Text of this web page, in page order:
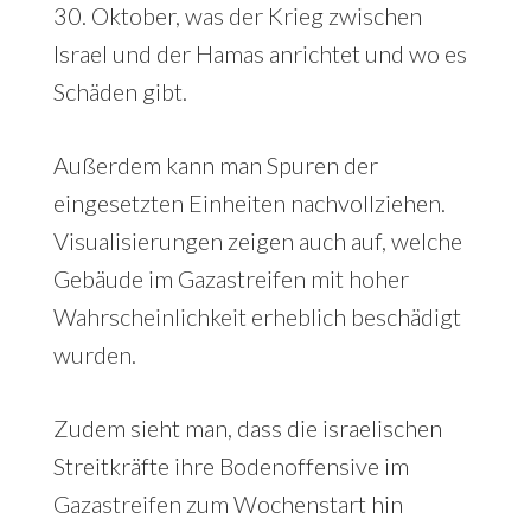
30. Oktober, was der Krieg zwischen
Israel und der Hamas anrichtet und wo es
Schäden gibt.
Außerdem kann man Spuren der
eingesetzten Einheiten nachvollziehen.
Visualisierungen zeigen auch auf, welche
Gebäude im Gazastreifen mit hoher
Wahrscheinlichkeit erheblich beschädigt
wurden.
Zudem sieht man, dass die israelischen
Streitkräfte ihre Bodenoffensive im
Gazastreifen zum Wochenstart hin